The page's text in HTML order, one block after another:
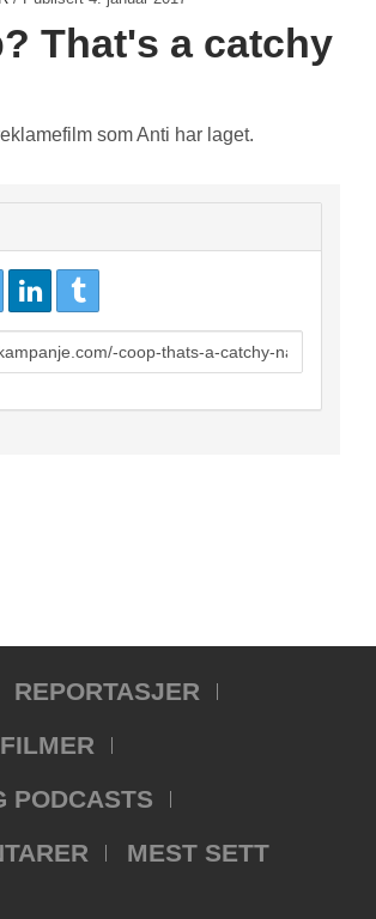
That's a catchy
som Anti har laget.
REPORTASJER
PODCASTS
MEST SETT